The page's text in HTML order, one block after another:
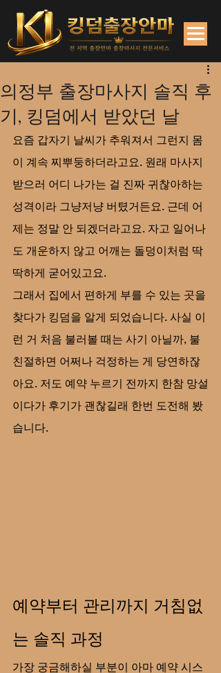
의정부 출장마사지 솔직 후
기, 킹덤에서 받았던 날
요즘 갑자기 날씨가 추워져서 그런지 몸
이 계속 찌뿌둥하더라고요. 원래 마사지
받으러 어디 나가는 걸 진짜 귀찮아하는
성격이라 그냥저냥 버텼거든요. 근데 어
제는 정말 안 되겠더라고요. 자고 일어나
도 개운하지 않고 어깨는 돌덩이처럼 딱
딱하게 굳어있고요.
그래서 집에서 편하게 부를 수 있는 곳을
찾다가 킹덤을 알게 되었습니다. 사실 이
런 거 처음 불러볼 때는 사기 아닐까, 불
친절하면 어쩌나 걱정하는 게 당연하잖
아요. 저도 예약 누르기 전까지 한참 망설
이다가 후기가 괜찮길래 한번 도전해 봤
습니다.
예약부터 관리까지 거침없
는 솔직 과정
가장 궁금해하실 부분이 아마 예약 시스